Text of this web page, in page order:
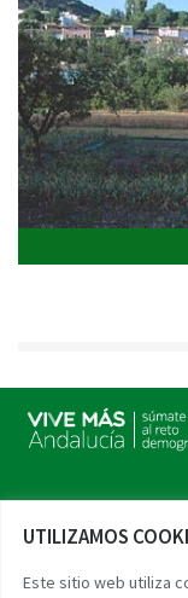
UTILIZAMOS
Este sitio web utiliza